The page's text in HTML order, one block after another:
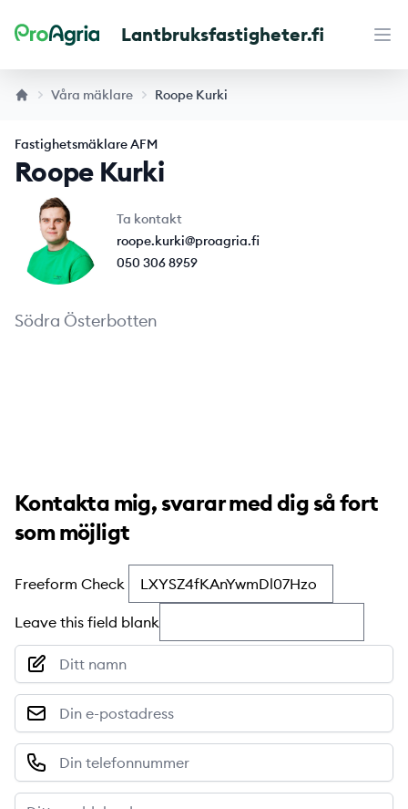
MaaseutukiinteistötLantbruksfastigheter.fi
Våra mäklare Roope Kurki
Fastighetsmäklare AFM
Roope Kurki
Ta kontakt
roope.kurki@proagria.fi
050 306 8959
Södra Österbotten
Kontakta mig, svarar med dig så fort
som möjligt
Freeform Check
Leave this field blank
Nimi
Sähköposti
Puhelinnumero
Viesti